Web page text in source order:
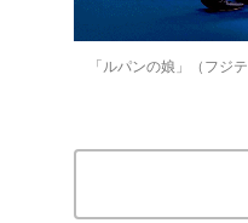
「ルパンの娘」（フジ